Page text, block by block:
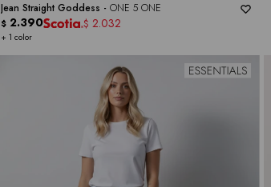
Jean Straight Goddess -ONE 5 ONE
+ 1 color
$ 2.390 $ 2.032